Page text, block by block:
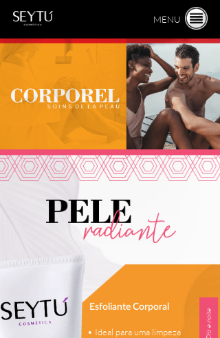
MENU
Esfoliante Corporal
• Ideal para uma limpeza